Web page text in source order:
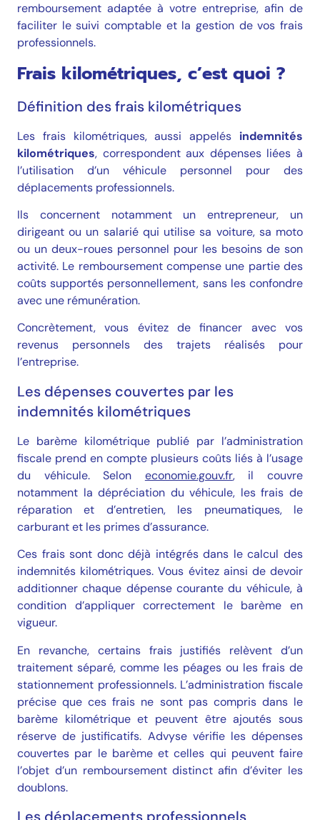
remboursement adaptée à votre entreprise, afin de
faciliter le suivi comptable et la gestion de vos frais
professionnels.
Frais kilométriques, c’est quoi ?
Définition des frais kilométriques
Les frais kilométriques, aussi appelés indemnités
kilométriques, correspondent aux dépenses liées à
l’utilisation d’un véhicule personnel pour des
déplacements professionnels.
Ils concernent notamment un entrepreneur, un
dirigeant ou un salarié qui utilise sa voiture, sa moto
ou un deux-roues personnel pour les besoins de son
activité. Le remboursement compense une partie des
coûts supportés personnellement, sans les confondre
avec une rémunération.
Concrètement, vous évitez de financer avec vos
revenus personnels des trajets réalisés pour
l’entreprise.
Les dépenses couvertes par les
indemnités kilométriques
Le barème kilométrique publié par l’administration
fiscale prend en compte plusieurs coûts liés à l’usage
du véhicule. Selon economie.gouv.fr, il couvre
notamment la dépréciation du véhicule, les frais de
réparation et d’entretien, les pneumatiques, le
carburant et les primes d’assurance.
Ces frais sont donc déjà intégrés dans le calcul des
indemnités kilométriques. Vous évitez ainsi de devoir
additionner chaque dépense courante du véhicule, à
condition d’appliquer correctement le barème en
vigueur.
En revanche, certains frais justifiés relèvent d’un
traitement séparé, comme les péages ou les frais de
stationnement professionnels. L’administration fiscale
précise que ces frais ne sont pas compris dans le
barème kilométrique et peuvent être ajoutés sous
réserve de justificatifs. Advyse vérifie les dépenses
couvertes par le barème et celles qui peuvent faire
l’objet d’un remboursement distinct afin d’éviter les
doublons.